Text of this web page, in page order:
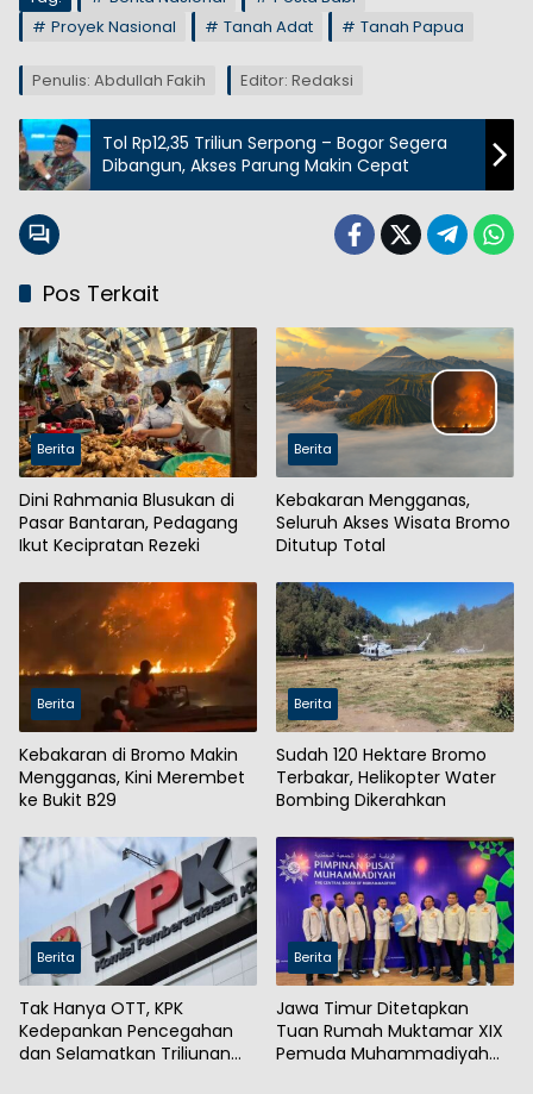
Proyek Nasional
Tanah Adat Tanah Papua
Penulis: Abdullah Fakih Editor: Redaksi
Tol Rp12,35 Triliun Serpong – Bogor Segera
Dibangun, Akses Parung Makin Cepat
Pos Terkait
Berita
Dini Rahmania Blusukan di
Pasar Bantaran, Pedagang
Ikut Kecipratan Rezeki
Berita
Kebakaran Mengganas,
Seluruh Akses Wisata Bromo
Ditutup Total
Berita
Kebakaran di Bromo Makin
Mengganas, Kini Merembet
ke Bukit B29
Berita
Sudah 120 Hektare Bromo
Terbakar, Helikopter Water
Bombing Dikerahkan
Berita
Tak Hanya OTT, KPK
Kedepankan Pencegahan
dan Selamatkan Triliunan
Berita
Jawa Timur Ditetapkan
Tuan Rumah Muktamar XIX
Pemuda Muhammadiyah